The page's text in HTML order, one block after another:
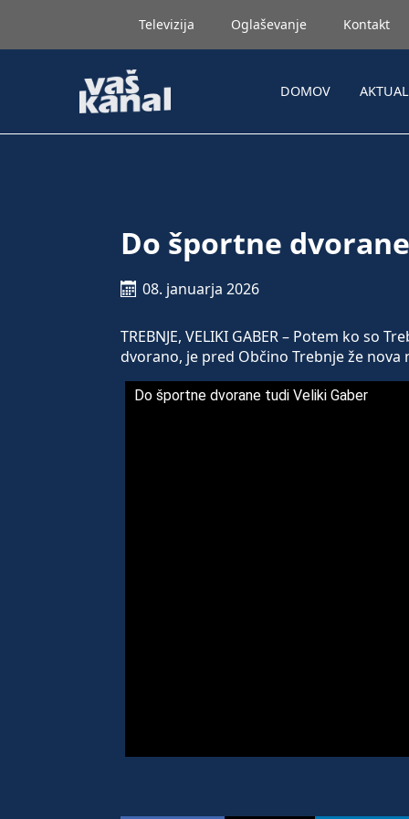
Televizija Oglaševanje Kontakt
DOMOV
Do športne
08. januarja 2026
TREBNJE, VELIKI GABER – Potem ko so
dvorano, je pred Občino Trebnje že
Do športne dvorane tudi Veliki Gaber